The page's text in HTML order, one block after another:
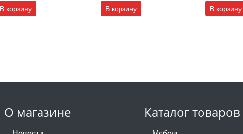
В корзину В корзину В корзину
О магазине Каталог товаров